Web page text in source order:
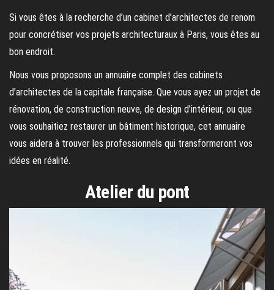
Si vous êtes à la recherche d’un cabinet d’architectes de renom
pour concrétiser vos projets architecturaux à Paris, vous êtes au
bon endroit.
Nous vous proposons un annuaire complet des cabinets
d’architectes de la capitale française. Que vous ayez un projet de
rénovation, de construction neuve, de design d’intérieur, ou que
vous souhaitiez restaurer un bâtiment historique, cet annuaire
vous aidera à trouver les professionnels qui transformeront vos
idées en réalité.
Atelier du pont